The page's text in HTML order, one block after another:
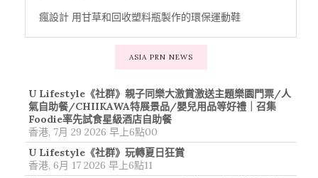
瘋設計 用甘草和回收塑料瓶製作的環保運動鞋
ASIA PRN NEWS
U Lifestyle《社群》親子同樂大激賞激送主題樂園門票/人
氣自助餐/CHIIKAWA特展景品/嬰兒用品等好禮｜召集
Foodie率先試食星級酒店自助餐
香港, 7月 29 2026 早上6點00
U Lifestyle《社群》玩轉夏日狂賞
香港, 6月 17 2026 早上6點11